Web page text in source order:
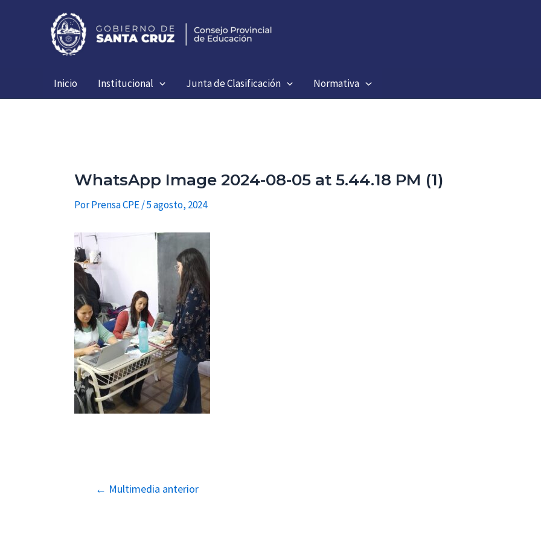
Inicio Institucional Junta de Clasificación Normativa
WhatsApp Image 2024-08-05 at 5.44.18 PM (1)
PorPrensa CPE/5 agosto, 2024
Navegación
← Multimedia anterior